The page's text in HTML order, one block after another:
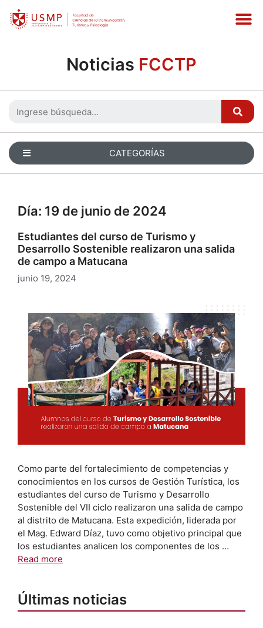
Noticias FCCTP
CATEGORÍAS
Día: 19 de junio de 2024
Estudiantes del curso de Turismo y
Desarrollo Sostenible realizaron una salida
de campo a Matucana
junio 19, 2024
Como parte del fortalecimiento de competencias y
conocimientos en los cursos de Gestión Turística, los
estudiantes del curso de Turismo y Desarrollo
Sostenible del VII ciclo realizaron una salida de campo
al distrito de Matucana. Esta expedición, liderada por
el Mag. Edward Díaz, tuvo como objetivo principal que
los estudiantes analicen los componentes de los …
Read more
Últimas noticias